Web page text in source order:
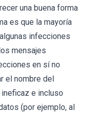
una buena forma
es que la mayoría
infecciones
mensajes
en sí no
el nombre del
e incluso
(por ejemplo, al